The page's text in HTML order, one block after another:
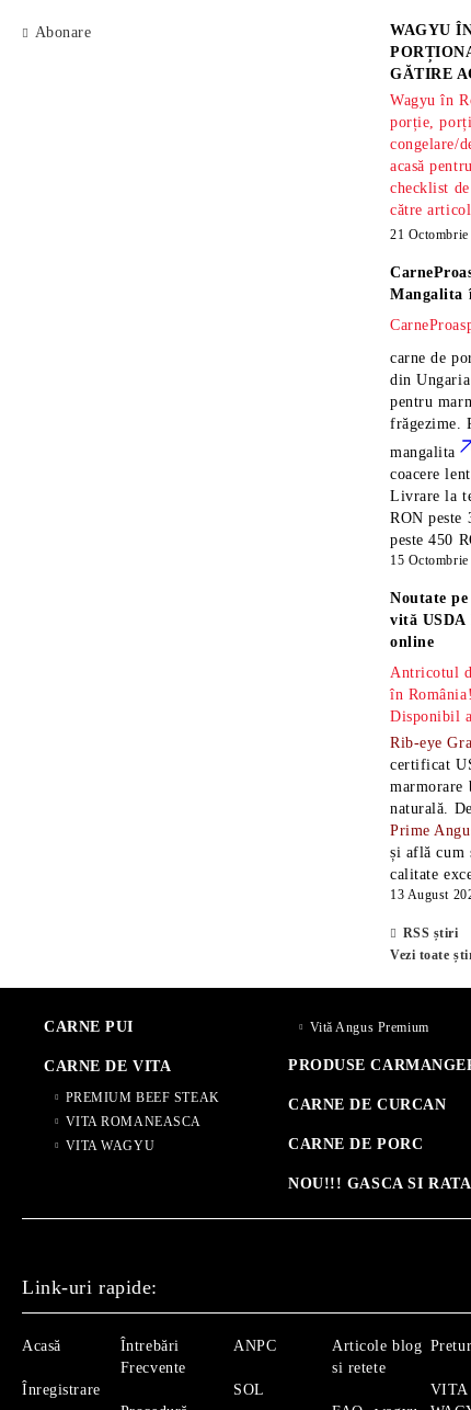
Abonare
WAGYU
GĂTIRE
Wagyu în
porție,
congelare/
acasă
checklist
către
21 Octombrie
Mangalita
carne de
din Ungaria
pentru
frăgezime.
mangalita
coacere
Livrare la
RON
peste 450
15
Noutate
vită USDA
online
Antricotul
în România!
Disponibil
Rib-eye
certificat
marmorare
naturală.
Prime
și află cum
calitate
13 August
RSS știri
Vezi toate
CARNE PUI
CARNE DE VITA
PREMIUM BEEF STEAK
VITA ROMANEASCA
VITA WAGYU
Vită Angus Premium
PRODUSE
CARNE DE CURCAN
CARNE DE PORC
NOU!!! GASCA SI RATA
Link-uri rapide:
Acasă
Înregistrare
Întrebări
Frecvente
ANPC
SOL
Articole blog
si retete
VITA